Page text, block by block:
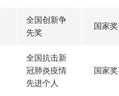
全国创新争
先奖
国家奖
全国抗击新
冠肺炎疫情
先进个人
国家奖